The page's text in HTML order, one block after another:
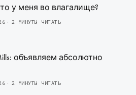
у меня во влагалище?
2 МИНУТЫ ЧИТАТЬ
объявляем абсолютно
2 МИНУТЫ ЧИТАТЬ